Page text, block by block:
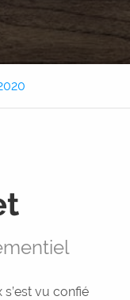
s’est vu confié